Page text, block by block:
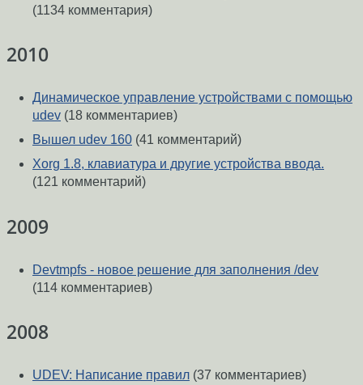
(1134 комментария)
2010
Динамическое управление устройствами с помощью
udev (18 комментариев)
Вышел udev 160 (41 комментарий)
Xorg 1.8, клавиатура и другие устройства ввода.
(121 комментарий)
2009
Devtmpfs - новое решение для заполнения /dev
(114 комментариев)
2008
UDEV: Написание правил (37 комментариев)